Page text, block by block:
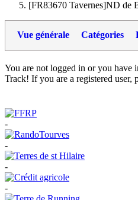
[FR83670 Tavernes]ND de
Vue générale Catégories
You are not logged in or you have
Track! If you are a registered user,
-
-
-
-